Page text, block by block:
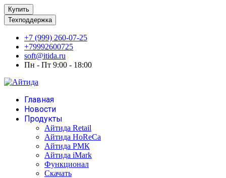
Купить
Техподдержка
+7 (999) 260-07-25
+79992600725
soft@itida.ru
Пн - Пт 9:00 - 18:00
Главная
Новости
Продукты
Айтида Retail
Айтида HoReCa
Айтида РМК
Айтида iMark
Функционал
Скачать